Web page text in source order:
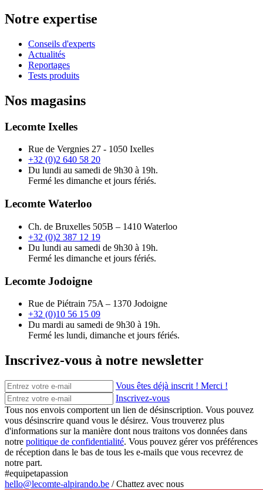
Notre expertise
Conseils d'experts
Actualités
Reportages
Tests produits
Nos magasins
Lecomte Ixelles
Rue de Vergnies 27 - 1050 Ixelles
+32 (0)2 640 58 20
Du lundi au samedi de 9h30 à 19h.
Fermé les dimanche et jours fériés.
Lecomte Waterloo
Ch. de Bruxelles 505B – 1410 Waterloo
+32 (0)2 387 12 19
Du lundi au samedi de 9h30 à 19h.
Fermé les dimanche et jours fériés.
Lecomte Jodoigne
Rue de Piétrain 75A – 1370 Jodoigne
+32 (0)10 56 15 09
Du mardi au samedi de 9h30 à 19h.
Fermé les lundi, dimanche et jours fériés.
Inscrivez-vous à notre newsletter
Vous êtes déjà inscrit ! Merci !
Inscrivez-vous
Tous nos envois comportent un lien de désinscription. Vous pouvez
vous désinscrire quand vous le désirez. Vous trouverez plus
d'informations sur la manière dont nous traitons vos données dans
notre politique de confidentialité. Vous pouvez gérer vos préférences
de réception dans le bas de tous les e-mails que vous recevrez de
notre part.
#equipetapassion
hello@lecomte-alpirando.be /Chattez avec nous